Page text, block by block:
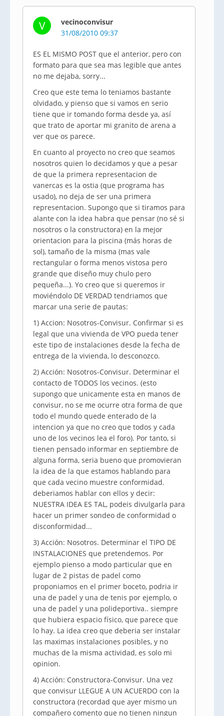
V
vecinoconvisur
31/08/2010 09:37
ES EL MISMO POST que el anterior, pero con
formato para que sea mas legible que antes
no me dejaba, sorry...
Creo que este tema lo teniamos bastante
olvidado, y pienso que si vamos en serio
tiene que ir tomando forma desde ya, así
que trato de aportar mi granito de arena a
ver que os parece.
En cuanto al proyecto no creo que seamos
nosotros quien lo decidamos y que a pesar
de que la primera representacion de
vanercas es la ostia (que programa has
usado), no deja de ser una primera
representacion. Supongo que si tiramos para
alante con la idea habra que pensar (no sé si
nosotros o la constructora) en la mejor
orientacion para la piscina (más horas de
sol), tamaño de la misma (mas vale
rectangular o forma menos vistosa pero
grande que diseño muy chulo pero
pequeña...). Yo creo que si queremos ir
moviéndolo DE VERDAD tendriamos que
marcar una serie de pautas:
1) Accion: Nosotros-Convisur. Confirmar si es
legal que una vivienda de VPO pueda tener
este tipo de instalaciones desde la fecha de
entrega de la vivienda, lo desconozco.
2) Acción: Nosotros-Convisur. Determinar el
contacto de TODOS los vecinos. (esto
supongo que unicamente esta en manos de
convisur, no se me ocurre otra forma de que
todo el mundo quede enterado de la
intencion ya que no creo que todos y cada
uno de los vecinos lea el foro). Por tanto, si
tienen pensado informar en septiembre de
alguna forma, seria bueno que promovieran
la idea de la que estamos hablando para
que cada vecino muestre conformidad.
deberiamos hablar con ellos y decir:
NUESTRA IDEA ES TAL, podeis divulgarla para
hacer un primer sondeo de conformidad o
disconformidad...
3) Acción: Nosotros. Determinar el TIPO DE
INSTALACIONES que pretendemos. Por
ejemplo pienso a modo particular que en
lugar de 2 pistas de padel como
proponiamos en el primer boceto, podria ir
una de padel y una de tenis por ejemplo, o
una de padel y una polideportiva.. siempre
que hubiera espacio físico, que parece que
lo hay. La idea creo que deberia ser instalar
las maximas instalaciones posibles, y no
muchas de la misma actividad, es solo mi
opinion.
4) Acción: Constructora-Convisur. Una vez
que convisur LLEGUE A UN ACUERDO con la
constructora (recordad que ayer mismo un
compañero comento que no tienen ningun